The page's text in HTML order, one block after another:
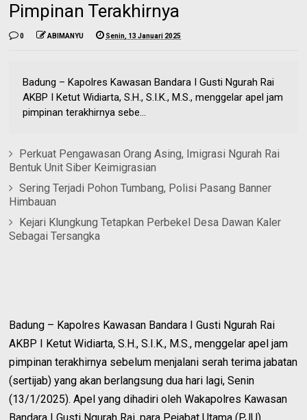
Pimpinan Terakhirnya
0 ABIMANYU Senin, 13 Januari 2025
Badung – Kapolres Kawasan Bandara I Gusti Ngurah Rai
AKBP I Ketut Widiarta, S.H., S.I.K., M.S., menggelar apel jam
pimpinan terakhirnya sebe...
Perkuat Pengawasan Orang Asing, Imigrasi Ngurah Rai
Bentuk Unit Siber Keimigrasian
Sering Terjadi Pohon Tumbang, Polisi Pasang Banner
Himbauan
Kejari Klungkung Tetapkan Perbekel Desa Dawan Kaler
Sebagai Tersangka
Badung – Kapolres Kawasan Bandara I Gusti Ngurah Rai
AKBP I Ketut Widiarta, S.H., S.I.K., M.S., menggelar apel jam
pimpinan terakhirnya sebelum menjalani serah terima jabatan
(sertijab) yang akan berlangsung dua hari lagi, Senin
(13/1/2025). Apel yang dihadiri oleh Wakapolres Kawasan